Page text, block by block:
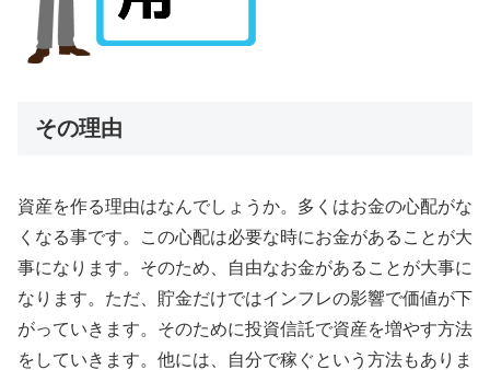
その理由
資産を作る理由はなんでしょうか。多くはお金の心配がな
くなる事です。この心配は必要な時にお金があることが大
事になります。そのため、自由なお金があることが大事に
なります。ただ、貯金だけではインフレの影響で価値が下
がっていきます。そのために投資信託で資産を増やす方法
をしていきます。他には、自分で稼ぐという方法もありま